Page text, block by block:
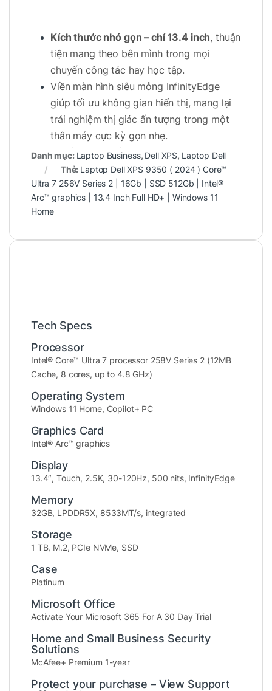
Kích thước nhỏ gọn – chỉ 13.4 inch, thuận
tiện mang theo bên mình trong mọi
chuyến công tác hay học tập.
Viền màn hình siêu mỏng InfinityEdge
giúp tối ưu không gian hiển thị, mang lại
trải nghiệm thị giác ấn tượng trong một
thân máy cực kỳ gọn nhẹ.
Bản lề vững chắc, thao tác đóng mở
mượt mà, thể hiện rõ sự chăm chút trong
từng chi tiết thiết kế.
Tổng thể,
nhưng vẫn nổi bật đẳng cấp doanh nhân.
2. Màn hình cảm ứng QHD+ sắc
nét – Trải nghiệm thị giác đỉnh
cao
chính làmàn hình cảm ứng 13.4 inch độ phân
, mang đến chất
lượng hình ảnh cực kỳ sắc nét và sống động.
Tấm nền IPS cao cấp, góc nhìn rộng, màu
Danh mục: Laptop Business, Dell XPS, Laptop Dell
Thẻ: Laptop Dell XPS 9350 ( 2024 ) Core™
Ultra 7 256V Series 2 | 16Gb | SSD 512Gb | Intel®
Arc™ graphics | 13.4 Inch Full HD+ | Windows 11
Home
Tech Specs
Processor
Intel® Core™ Ultra 7 processor 258V Series 2 (12MB
Cache, 8 cores, up to 4.8 GHz)
Operating System
Windows 11 Home, Copilot+ PC
Graphics Card
Intel® Arc™ graphics
Display
13.4″, Touch, 2.5K, 30-120Hz, 500 nits, InfinityEdge
Memory
32GB, LPDDR5X, 8533MT/s, integrated
Storage
1 TB, M.2, PCIe NVMe, SSD
Case
Platinum
Microsoft Office
Activate Your Microsoft 365 For A 30 Day Trial
Home and Small Business Security
Solutions
McAfee+ Premium 1-year
Protect your purchase – View Support